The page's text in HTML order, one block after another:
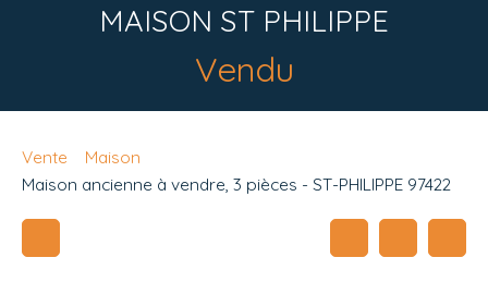
MAISON ST PHILIPPE
Vendu
Vente
Maison
Maison ancienne à vendre, 3 pièces - ST-PHILIPPE 97422